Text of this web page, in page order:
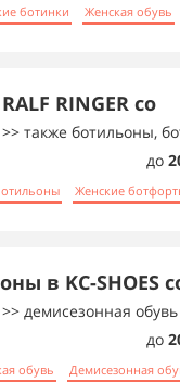
ботинки Женская обувь
RINGER со
>> также ботильоны,
до
Женские
в KC-SHOES
>> демисезонная обувь
до
обувь Демисезонная